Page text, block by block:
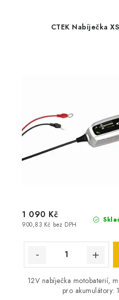
CTEK Nabíječka
900,83 Kč bez DPH
1 090 Kč
12V nabíječka motobaterií,
pro akumulátory: